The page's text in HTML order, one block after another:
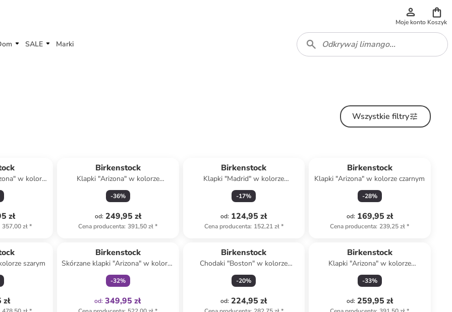
Moje konto Koszyk
SALE Marki
Wszystkie filtry
w kolorze
zł
357,00 zł*
Birkenstock
Klapki "Arizona" w kolorze
granatowym
-36%
od: 249,95 zł
Cena producenta: 391,50 zł*
Birkenstock
Klapki "Madrid" w kolorze
niebieskim
-17%
od: 124,95 zł
Cena producenta: 152,21 zł*
Birkenstock
Klapki "Arizona" w kolorze czarnym
-28%
od: 169,95 zł
Cena producenta: 239,25 zł*
szarym
Birkenstock
Skórzane klapki "Arizona" w kolorze
czarnym
-32%
od: 349,95 zł
Birkenstock
Chodaki "Boston" w kolorze
brązowym
-20%
od: 224,95 zł
Birkenstock
Klapki "Arizona" w kolorze
granatowym
-33%
od: 259,95 zł